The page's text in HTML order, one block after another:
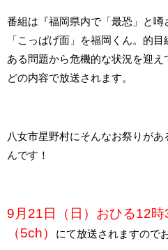
番組は『福岡県内で「最恐」と噂
「こっぱげ面」を福岡くん。的
ある問題から危機的な状況を迎
どの内容で放送されます。
八女市星野村にそんなお祭りが
んです！
9月21日（日）おひる12
（5ch）
にて放送されますので